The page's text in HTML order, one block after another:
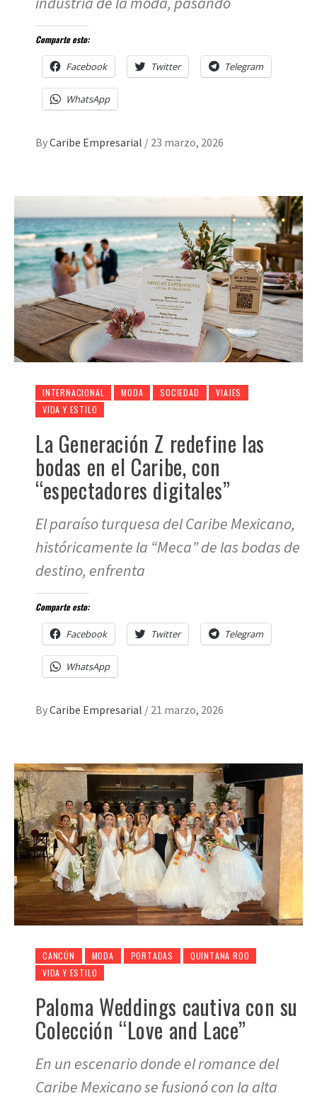
Comparte esto:
Facebook Twitter Telegram
WhatsApp
ByCaribe Empresarial / 23 marzo, 2026
INTERNACIONAL MODA SOCIEDAD
VIAJES
VIDA Y ESTILO
La Generación Z redefine las
bodas en el Caribe, con
“espectadores digitales”
El paraíso turquesa del Caribe Mexicano,
históricamente la “Meca” de las bodas de
destino, enfrenta
Comparte esto:
Facebook Twitter Telegram
WhatsApp
ByCaribe Empresarial / 21 marzo, 2026
CANCÚN MODA PORTADAS
QUINTANA ROO
VIDA Y ESTILO
Paloma Weddings cautiva con su
Colección “Love and Lace”
En un escenario donde el romance del
Caribe Mexicano se fusionó con la alta